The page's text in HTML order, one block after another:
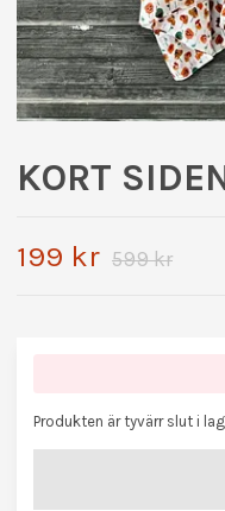
KORT
199 kr 599 kr
Produkten är tyvärr slut i